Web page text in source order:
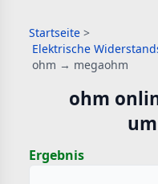
Startseite >
Elektrische
ohm → megaohm
ohm
Ergebnis